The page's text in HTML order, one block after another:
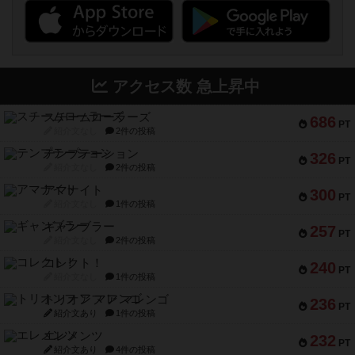
アクセス数 急上昇中
686 PT
スチームローラーズ
2件の投稿
326 PT
テンプテーション
2件の投稿
300 PT
アマナイト
1件の投稿
257 PT
ギャンブラー
2件の投稿
240 PT
コレクト！
1件の投稿
236 PT
トリオンフ ア マレンゴ
紹介文あり 1件の投稿
232 PT
エレメンツ
紹介文あり 4件の投稿